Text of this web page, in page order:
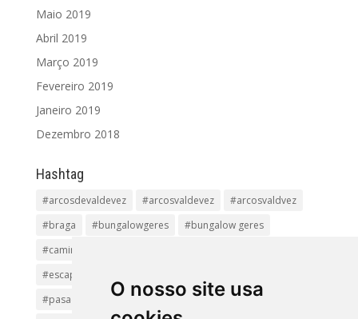
O nosso site usa
Maio 2019
Abril 2019
Março 2019
Fevereiro 2019
Janeiro 2019
Dezembro 2018
Hashtag
#arcosdevaldevez #arcosvaldevez
#arcosvaldvez
#braga
#bungalowgeres
#bungalow geres
#caminhadas
#escapadinha
#pasadiços
#passadiçosdovez
#penedageres